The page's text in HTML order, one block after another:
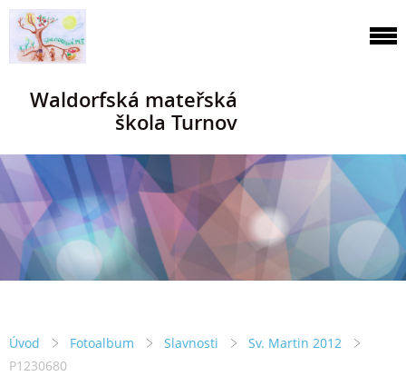
Waldorfská mateřská
škola Turnov
Úvod Fotoalbum Slavnosti
Sv. Martin 2012
P1230680